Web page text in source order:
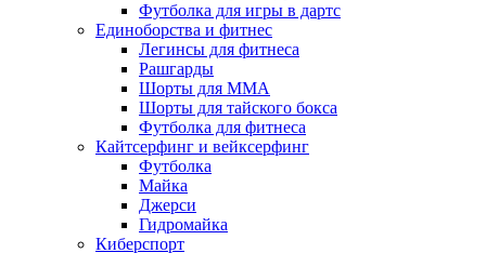
Футболка для игры в дартс
Единоборства и фитнес
Легинсы для фитнеса
Рашгарды
Шорты для MMA
Шорты для тайского бокса
Футболка для фитнеса
Кайтсерфинг и вейксерфинг
Футболка
Майка
Джерси
Гидромайка
Киберспорт